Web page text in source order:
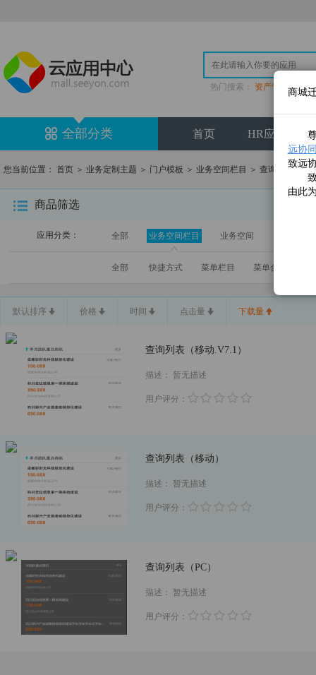
热门搜索： 资产管理| 登
全部分类 首页 HR应用专区
商城
尊敬
远协
致远
致远
由此
您当前位置： 首页 ＞ 业务定制主题 ＞ 门户模板 ＞ 业务空间栏目 ＞ 查询结果
商品筛选
应用分类： 全部 业务空间栏目 业务空间
全部 快捷方式 菜单栏目 菜单合集
默认排序 价格 时间 点击量 下载量
查询列表（移动.V7.1）
描述： 暂无描述
用户评分：
查询列表（移动）
描述： 暂无描述
用户评分：
查询列表（PC）
描述： 暂无描述
用户评分：